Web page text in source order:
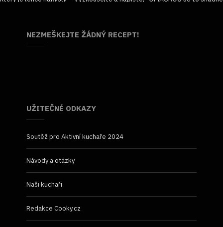
NEZMEŠKEJTE ŽÁDNÝ RECEPT!
UŽITEČNÉ ODKAZY
Soutěž pro Aktivní kuchaře 2024
Návody a otázky
Naši kuchaři
Redakce Cooky.cz